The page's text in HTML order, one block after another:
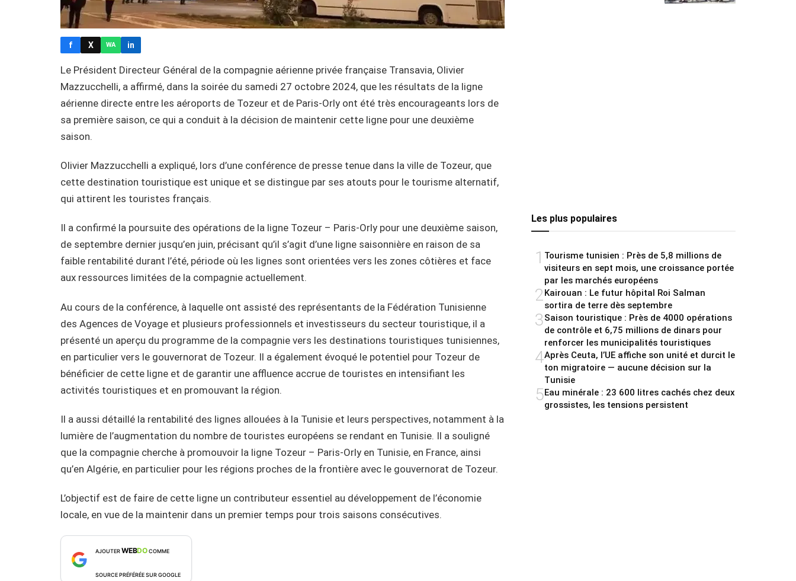
f X WA in
Le Président Directeur Général de la compagnie aérienne privée française Transavia, Olivier
Mazzucchelli, a affirmé, dans la soirée du samedi 27 octobre 2024, que les résultats de la ligne
aérienne directe entre les aéroports de Tozeur et de Paris-Orly ont été très encourageants lors de
sa première saison, ce qui a conduit à la décision de maintenir cette ligne pour une deuxième
saison.
Olivier Mazzucchelli a expliqué, lors d’une conférence de presse tenue dans la ville de Tozeur, que
cette destination touristique est unique et se distingue par ses atouts pour le tourisme alternatif,
qui attirent les touristes français.
Il a confirmé la poursuite des opérations de la ligne Tozeur – Paris-Orly pour une deuxième saison,
de septembre dernier jusqu’en juin, précisant qu’il s’agit d’une ligne saisonnière en raison de sa
faible rentabilité durant l’été, période où les lignes sont orientées vers les zones côtières et face
aux ressources limitées de la compagnie actuellement.
Au cours de la conférence, à laquelle ont assisté des représentants de la Fédération Tunisienne
des Agences de Voyage et plusieurs professionnels et investisseurs du secteur touristique, il a
présenté un aperçu du programme de la compagnie vers les destinations touristiques tunisiennes,
en particulier vers le gouvernorat de Tozeur. Il a également évoqué le potentiel pour Tozeur de
bénéficier de cette ligne et de garantir une affluence accrue de touristes en intensifiant les
activités touristiques et en promouvant la région.
Il a aussi détaillé la rentabilité des lignes allouées à la Tunisie et leurs perspectives, notamment à la
lumière de l’augmentation du nombre de touristes européens se rendant en Tunisie. Il a souligné
que la compagnie cherche à promouvoir la ligne Tozeur – Paris-Orly en Tunisie, en France, ainsi
qu’en Algérie, en particulier pour les régions proches de la frontière avec le gouvernorat de Tozeur.
L’objectif est de faire de cette ligne un contributeur essentiel au développement de l’économie
locale, en vue de la maintenir dans un premier temps pour trois saisons consécutives.
AJOUTERWEBDOCOMME
SOURCE PRÉFÉRÉE SUR GOOGLE
Les plus populaires
1 Tourisme tunisien : Près de 5,8 millions de
visiteurs en sept mois, une croissance portée
par les marchés européens
2Kairouan : Le futur hôpital Roi Salman
sortira de terre dès septembre
3Saison touristique : Près de 4000 opérations
de contrôle et 6,75 millions de dinars pour
renforcer les municipalités touristiques
4Après Ceuta, l’UE affiche son unité et durcit le
ton migratoire — aucune décision sur la
Tunisie
5Eau minérale : 23 600 litres cachés chez deux
grossistes, les tensions persistent